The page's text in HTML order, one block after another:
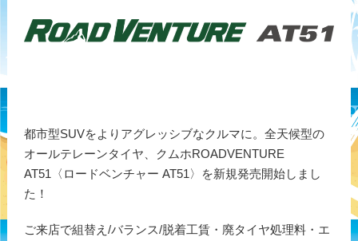
都市型SUVをよりアグレッシブなクルマに。全天候型の
オールテレーンタイヤ、クムホROADVENTURE
AT51〈ロードベンチャー AT51〉を新規発売開始しまし
た！
ご来店で組替え/バランス/脱着工賃・廃タイヤ処理料・エ